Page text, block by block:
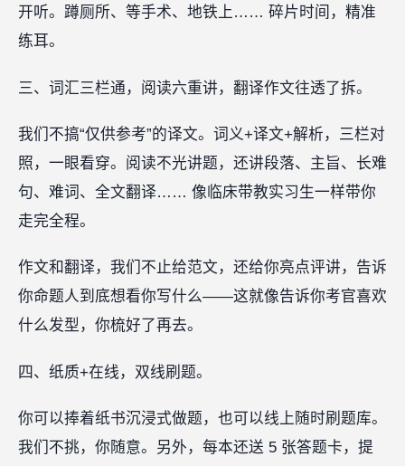
开听。蹲厕所、等手术、地铁上…… 碎片时间，精准
练耳。
三、词汇三栏通，阅读六重讲，翻译作文往透了拆。
我们不搞“仅供参考”的译文。词义+译文+解析，三栏对
照，一眼看穿。阅读不光讲题，还讲段落、主旨、长难
句、难词、全文翻译…… 像临床带教实习生一样带你
走完全程。
作文和翻译，我们不止给范文，还给你亮点评讲，告诉
你命题人到底想看你写什么——这就像告诉你考官喜欢
什么发型，你梳好了再去。
四、纸质+在线，双线刷题。
你可以捧着纸书沉浸式做题，也可以线上随时刷题库。
我们不挑，你随意。另外，每本还送 5 张答题卡，提